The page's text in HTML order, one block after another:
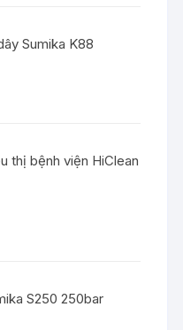
Sumika K88
thị bệnh viện HiClean
S250 250bar